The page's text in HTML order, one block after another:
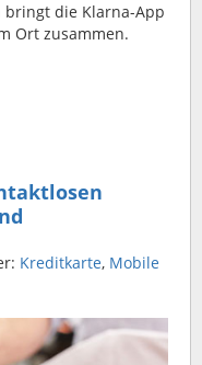
bringt die Klarna-App
Ort zusammen.
Kreditkarte, Mobile